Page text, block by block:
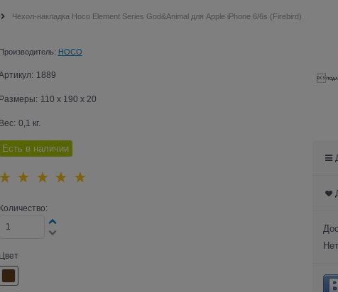
Чехол-накладка Hoco Element Series God&Animal для Apple iPhone 6/6s (Firebird)
Производитель: HOCO
1889
Размеры: 110 x 190 x 20
Вес: 0,1 кг.
Есть в наличии
Количество:
Цвет
